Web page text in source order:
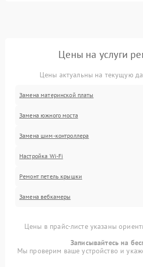
Цены на услуги
Цены актуальны на текущую
Замена материнской платы
Замена южного моста
Замена шим-контроллера
Настройка Wi-Fi
Ремонт петель крышки
Замена вебкамеры
Цены в прайс-листе указаны
Записывайтесь на
Мы проверим ваше устройство и